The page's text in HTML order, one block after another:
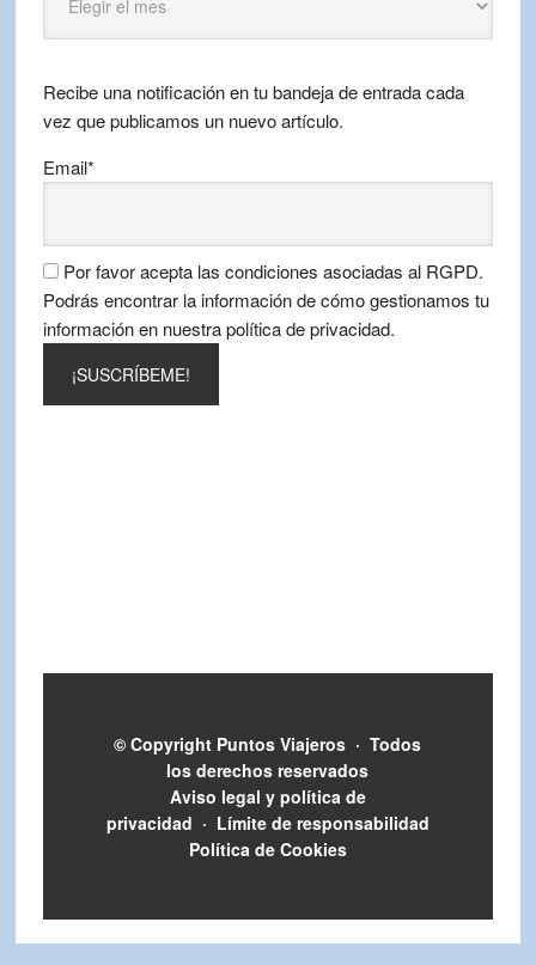
Viajeros
por
Recibe una notificación en tu bandeja de entrada cada
vez que publicamos un nuevo artículo.
Email*
Por favor acepta las condiciones asociadas al RGPD.
Podrás encontrar la información de cómo gestionamos tu
información en nuestra política de privacidad.
© Copyright Puntos Viajeros · Todos
los derechos reservados
Aviso legal y política de
privacidad · Límite de responsabilidad
Política de Cookies